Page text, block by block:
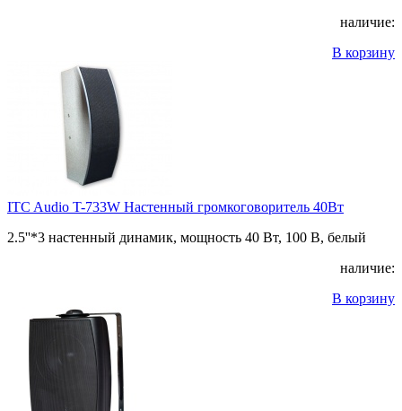
наличие:
В корзину
ITC Audio T-733W Настенный громкоговоритель 40Вт
2.5''*3 настенный динамик, мощность 40 Вт, 100 В, белый
наличие:
В корзину